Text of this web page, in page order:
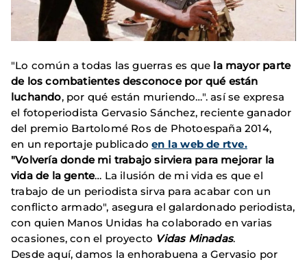
"Lo común a todas las guerras es que la mayor parte
de los combatientes desconoce por qué están
luchando, por qué están muriendo…". así se expresa
el fotoperiodista Gervasio Sánchez, reciente ganador
del premio Bartolomé Ros de Photoespaña 2014,
en un reportaje publicadoen la web de rtve.
"Volvería donde mi trabajo sirviera para mejorar la
vida de la gente… La ilusión de mi vida es que el
trabajo de un periodista sirva para acabar con un
conflicto armado", asegura el galardonado periodista,
con quien Manos Unidas ha colaborado en varias
ocasiones, con el proyecto Vidas Minadas.
Desde aquí, damos la enhorabuena a Gervasio por